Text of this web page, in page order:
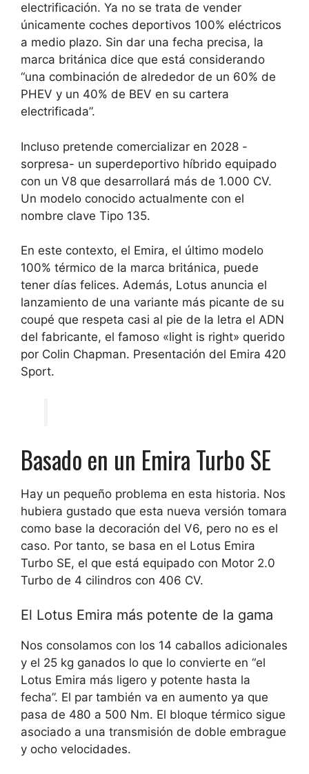
electrificación. Ya no se trata de vender
únicamente coches deportivos 100% eléctricos
a medio plazo. Sin dar una fecha precisa, la
marca británica dice que está considerando
“una combinación de alrededor de un 60% de
PHEV y un 40% de BEV en su cartera
electrificada”.
Incluso pretende comercializar en 2028 -
sorpresa- un superdeportivo híbrido equipado
con un V8 que desarrollará más de 1.000 CV.
Un modelo conocido actualmente con el
nombre clave Tipo 135.
En este contexto, el Emira, el último modelo
100% térmico de la marca británica, puede
tener días felices. Además, Lotus anuncia el
lanzamiento de una variante más picante de su
coupé que respeta casi al pie de la letra el ADN
del fabricante, el famoso «light is right» querido
por Colin Chapman. Presentación del Emira 420
Sport.
Basado en un Emira Turbo SE
Hay un pequeño problema en esta historia. Nos
hubiera gustado que esta nueva versión tomara
como base la decoración del V6, pero no es el
caso. Por tanto, se basa en el Lotus Emira
Turbo SE, el que está equipado con Motor 2.0
Turbo de 4 cilindros con 406 CV.
El Lotus Emira más potente de la gama
Nos consolamos con los 14 caballos adicionales
y el 25 kg ganados lo que lo convierte en “el
Lotus Emira más ligero y potente hasta la
fecha”. El par también va en aumento ya que
pasa de 480 a 500 Nm. El bloque térmico sigue
asociado a una transmisión de doble embrague
y ocho velocidades.